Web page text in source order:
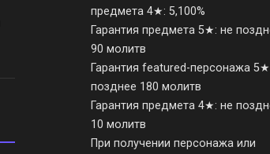
предмета 4★: 5,100%
Гарантия предмета 5★: не
90 молитв
Гарантия featured-персонажа
позднее 180 молитв
Гарантия предмета 4★: не
10 молитв
При получении персонажа или